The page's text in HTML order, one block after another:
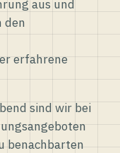
aus und
den
erfahrene
sind wir bei
benachbarten